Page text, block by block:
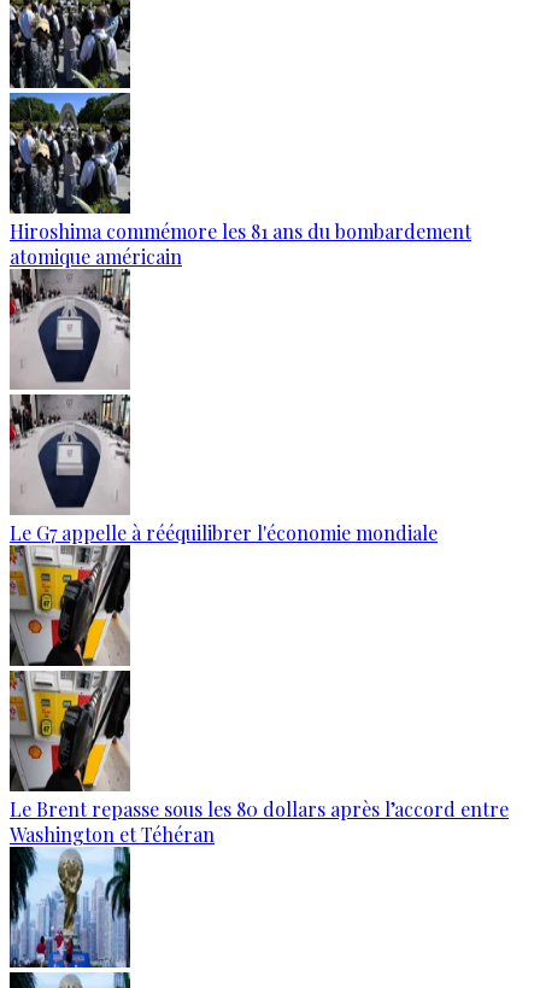
Hiroshima commémore les 81 ans du bombardement
atomique américain
Le G7 appelle à rééquilibrer l'économie mondiale
Le Brent repasse sous les 80 dollars après l’accord entre
Washington et Téhéran